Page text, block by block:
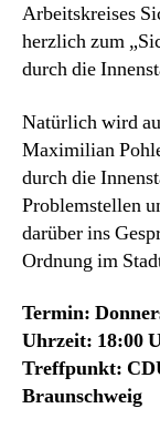
Arbeitskreises
herzlich zum
durch die
Natürlich wird
Maximilian
durch die
Problemstellen
darüber ins
Ordnung im
Termin:
Uhrzeit: 18:00
Treffpunkt:
Braunschweig